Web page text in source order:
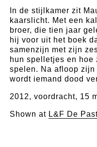
In de stijlkamer zit
kaarslicht. Met een
broer, die tien jaar
hij voor uit het boek
samenzijn met zijn
hun spelletjes en hoe
spelen. Na afloop zijn
wordt iemand dood
2012, voordracht, 15
Shown at L&F De